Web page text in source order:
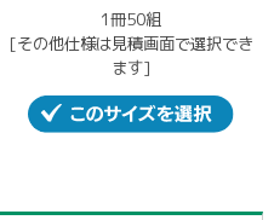
1冊50組
[その他仕様は見積画面で選択でき
ます]